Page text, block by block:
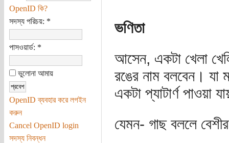
OpenID কি?
সদস্য পরিচয়: *
পাসওয়ার্ড: *
ভুলোনা আমায়
OpenID ব্যবহার করে লগইন
করুন
Cancel OpenID login
সদস্য নিবন্ধন
ভণিতা
আসেন, একটা খেলা
রঙের নাম বলবেন। যা
একটা প্যাটার্ণ পাওয়া
যেমন- গাছ বললে